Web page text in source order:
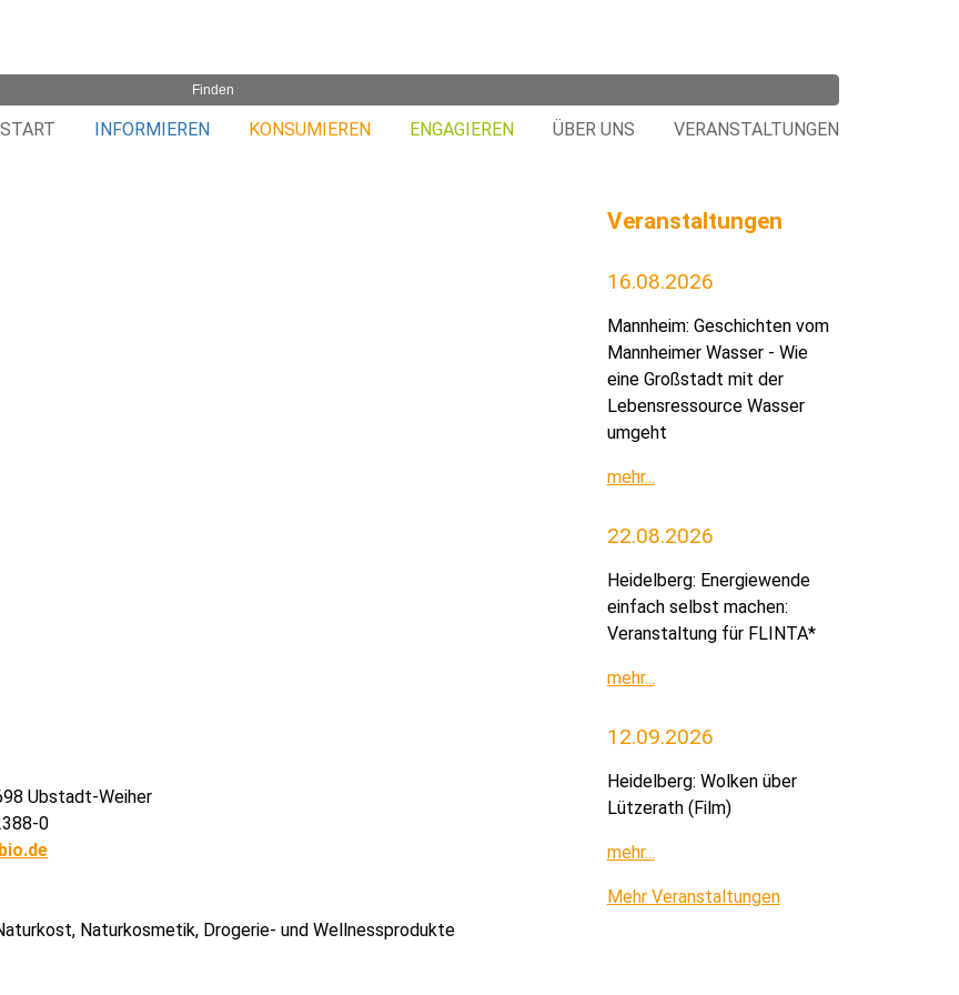
START INFORMIEREN KONSUMIEREN ENGAGIEREN ÜBER UNS VERANSTALTUNGEN
Ubstadt-Weiher
0
Naturkosmetik, Drogerie- und Wellnessprodukte
Veranstaltungen
16.08.2026
Mannheim: Geschichten vom
Mannheimer Wasser - Wie
eine Großstadt mit der
Lebensressource Wasser
umgeht
mehr...
22.08.2026
Heidelberg: Energiewende
einfach selbst machen:
Veranstaltung für FLINTA*
mehr...
12.09.2026
Heidelberg: Wolken über
Lützerath (Film)
mehr...
Mehr Veranstaltungen